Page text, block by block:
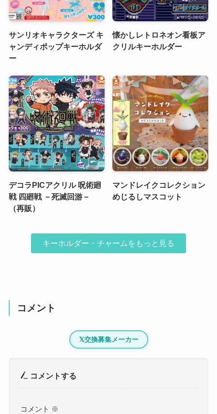
サンリオキャラクターズ キ
ャンディポップキーホルダ
ー
懐かしレトロネオン看板ア
クリルキーホルダー
デコラPICアクリル 呪術廻
戦 四廻戦 －死滅回游－
（再販）
マンドレイクコレクション
めじるしマスコット
キーホルダー・チャームをもっと見る
コメント
𝕏交換募集メーカー
コメントする
コメント ※